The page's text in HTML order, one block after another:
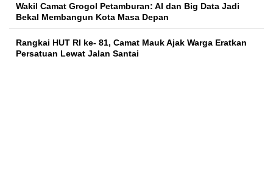
Wakil Camat Grogol Petamburan: AI dan Big Data Jadi
Bekal Membangun Kota Masa Depan
Rangkai HUT RI ke- 81, Camat Mauk Ajak Warga Eratkan
Persatuan Lewat Jalan Santai